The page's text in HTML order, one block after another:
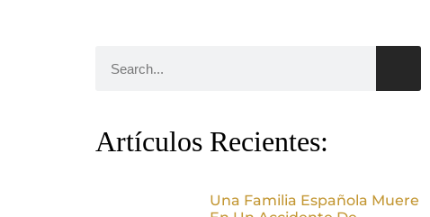
Artículos Recientes:
Una Familia Española Muere